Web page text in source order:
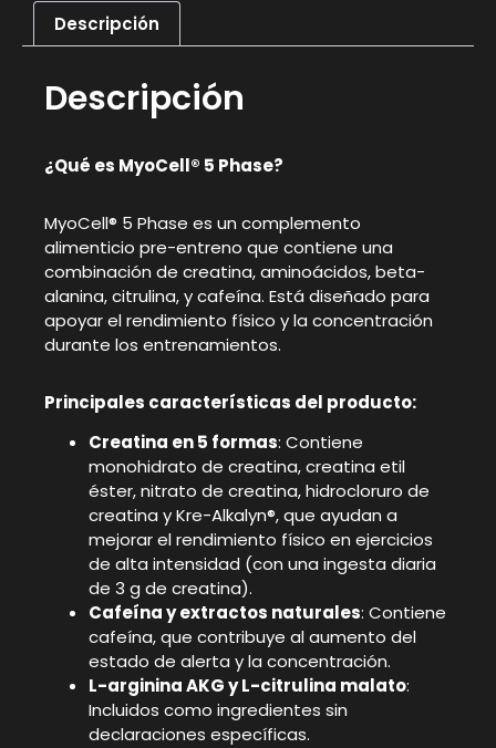
Descripción
Descripción
¿Qué es MyoCell® 5 Phase?
MyoCell® 5 Phase es un complemento
alimenticio pre-entreno que contiene una
combinación de creatina, aminoácidos, beta-
alanina, citrulina, y cafeína. Está diseñado para
apoyar el rendimiento físico y la concentración
durante los entrenamientos.
Principales características del producto:
Creatina en 5 formas: Contiene
monohidrato de creatina, creatina etil
éster, nitrato de creatina, hidrocloruro de
creatina y Kre-Alkalyn®, que ayudan a
mejorar el rendimiento físico en ejercicios
de alta intensidad (con una ingesta diaria
de 3 g de creatina).
Cafeína y extractos naturales: Contiene
cafeína, que contribuye al aumento del
estado de alerta y la concentración.
L-arginina AKG y L-citrulina malato:
Incluidos como ingredientes sin
declaraciones específicas.